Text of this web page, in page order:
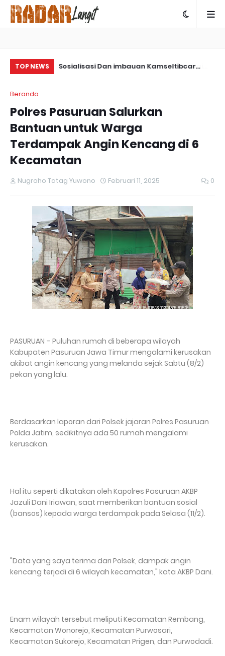
TOP NEWS
Damai
Sosialisasi Dan imbauan Kamseltibcar
Beranda
Polres Pasuruan Salurkan
Bantuan untuk Warga
Terdampak Angin Kencang di 6
Kecamatan
Nugroho Tatag Yuwono Februari 11, 2025 0
PASURUAN – Puluhan rumah di beberapa wilayah
Kabupaten Pasuruan Jawa Timur mengalami kerusakan
akibat angin kencang yang melanda sejak Sabtu (8/2)
pekan yang lalu.
Berdasarkan laporan dari Polsek jajaran Polres Pasuruan
Polda Jatim, sedikitnya ada 50 rumah mengalami
kerusakan.
Hal itu seperti dikatakan oleh Kapolres Pasuruan AKBP
Jazuli Dani Iriawan, saat memberikan bantuan sosial
(bansos) kepada warga terdampak pada Selasa (11/2).
"Data yang saya terima dari Polsek, dampak angin
kencang terjadi di 6 wilayah kecamatan," kata AKBP Dani.
Enam wilayah tersebut meliputi Kecamatan Rembang,
Kecamatan Wonorejo, Kecamatan Purwosari,
Kecamatan Sukorejo, Kecamatan Prigen, dan Purwodadi.